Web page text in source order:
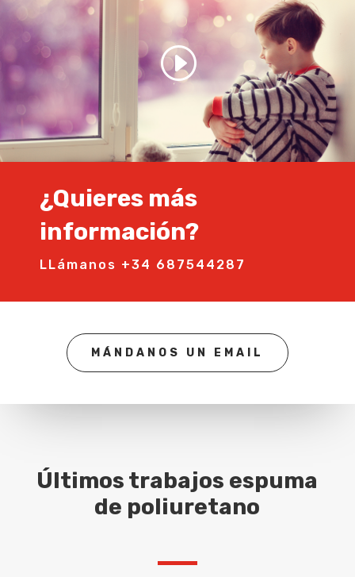
¿Quieres más
información?
LLámanos +34 687544287
MÁNDANOS UN EMAIL
Últimos trabajos espuma
de poliuretano